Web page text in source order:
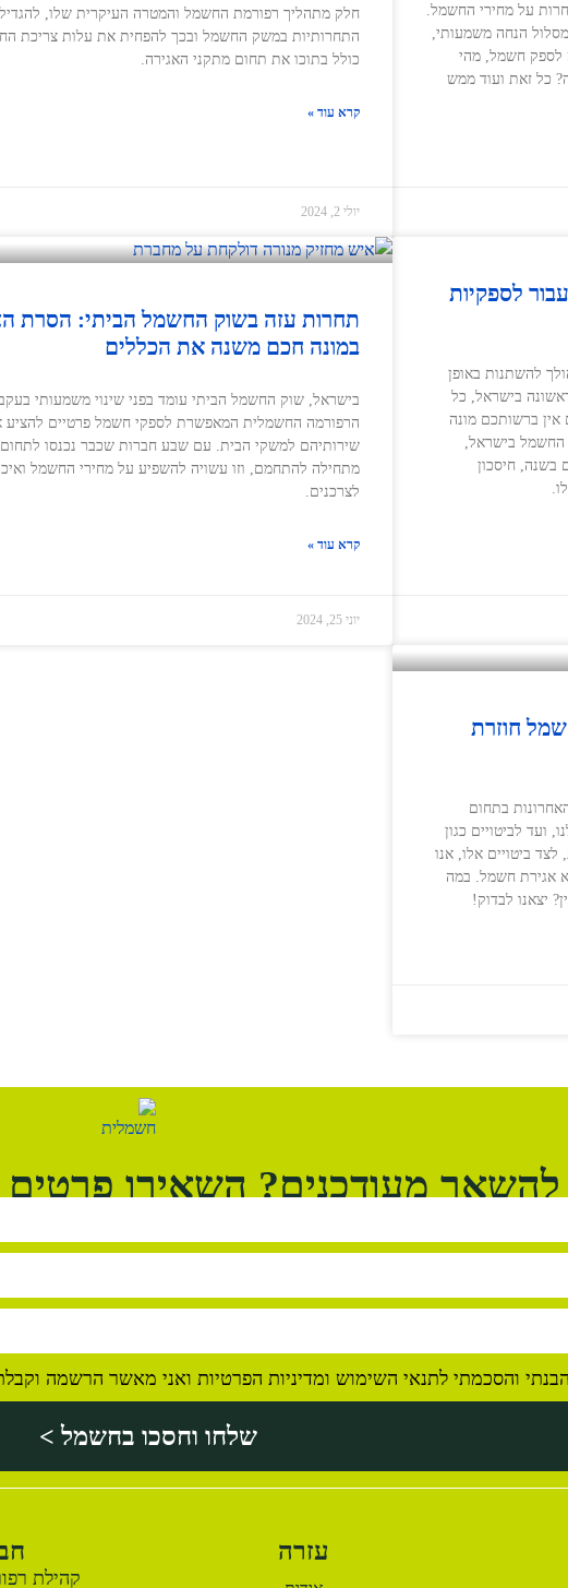
על מחירי החשמל.
הנחה משמעותי,
לספק חשמל, מהי
כל זאת ועוד ממש
חלק מתהליך רפורמת החשמל והמטרה העיקרית שלו,
התחרותיות במשק החשמל ובכך להפחית את עלות צריכת
כולל בתוכו את תחום מתקני האגירה.
קרא עוד »
יולי 2, 2024
לספקיות
להשתנות באופן
בישראל, כל
אין ברשותכם מונה
החשמל בישראל,
חיסכון
תחרות עזה בשוק החשמל הביתי: הסרת
במונה חכם משנה את הכללים
בישראל, שוק החשמל הביתי עומד בפני שינוי משמעותי
הרפורמה החשמלית המאפשרת לספקי חשמל פרטיים להציע
שירותיהם למשקי הבית. עם שבע חברות שכבר נכנסו
מתחילה להתחמם, וזו עשויה להשפיע על מחירי החשמל
לצרכנים.
קרא עוד »
יוני 25, 2024
חוזרת
בתחום
לביטויים כגון
ביטויים אלו, אנו
אגירת חשמל. במה
יצאנו לבדוק!
להשאר מעודכנים? השאירו
והסכמתי לתנאי השימוש ומדיניות הפרטיות ואני מאשר הרשמה
שלחו וחסכו בחשמל >
עזרה
קהילת